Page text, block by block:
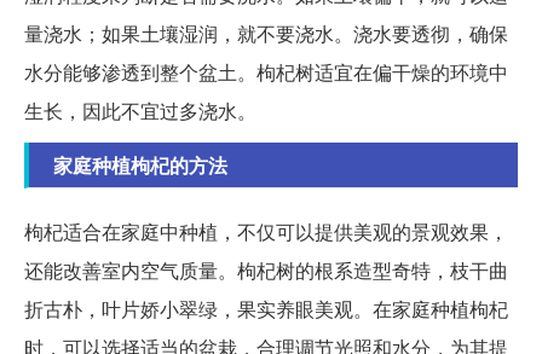
量浇水；如果土壤湿润，就不要浇水。浇水要透彻，确保
水分能够渗透到整个盆土。枸杞树适宜在偏干燥的环境中
生长，因此不宜过多浇水。
家庭种植枸杞的方法
枸杞适合在家庭中种植，不仅可以提供美观的景观效果，
还能改善室内空气质量。枸杞树的根系造型奇特，枝干曲
折古朴，叶片娇小翠绿，果实养眼美观。在家庭种植枸杞
时，可以选择适当的盆栽，合理调节光照和水分，为其提